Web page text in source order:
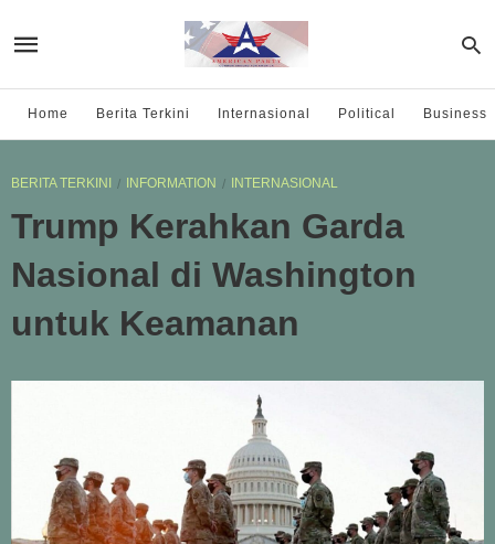
Home Berita Terkini Internasional Political Business
BERITA TERKINI INFORMATION INTERNASIONAL
Trump Kerahkan Garda
Nasional di Washington
untuk Keamanan